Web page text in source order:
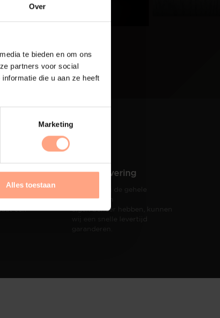
Over
te bieden en om ons
partners voor social
die u aan ze heeft
Marketing
Alles toestaan
tot
een
Snelle levering
Doordat wij de gehele
productie in
eigen beheer hebben, kunnen
wij een snelle levertijd
garanderen.